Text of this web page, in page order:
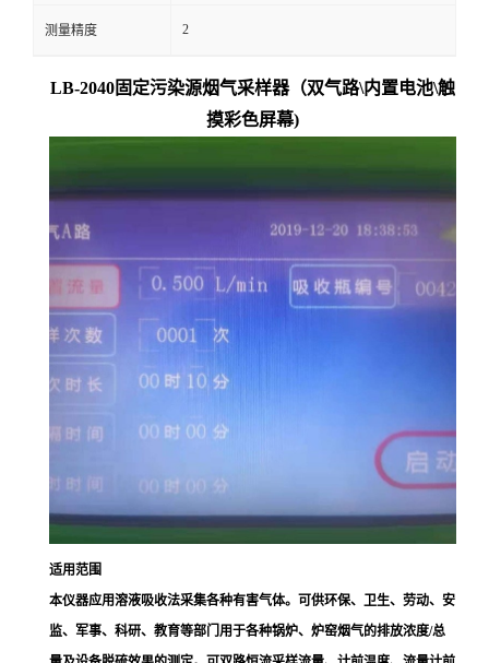
测量精度 2
LB-2040固定污染源烟气采样器（双气路\内置电池\触
摸彩色屏幕)
适用范围
本仪器应用溶液吸收法采集各种有害气体。可供环保、卫生、劳动、安
监、军事、科研、教育等部门用于各种锅炉、炉窑烟气的排放浓度/总